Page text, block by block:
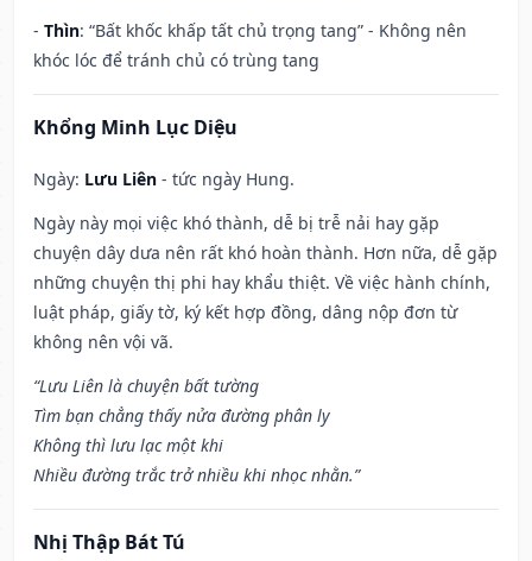
- Thìn: “Bất khốc khấp tất chủ trọng tang” - Không nên
khóc lóc để tránh chủ có trùng tang
Khổng Minh Lục Diệu
Ngày: Lưu Liên - tức ngày Hung.
Ngày này mọi việc khó thành, dễ bị trễ nải hay gặp
chuyện dây dưa nên rất khó hoàn thành. Hơn nữa, dễ gặp
những chuyện thị phi hay khẩu thiệt. Về việc hành chính,
luật pháp, giấy tờ, ký kết hợp đồng, dâng nộp đơn từ
không nên vội vã.
“Lưu Liên là chuyện bất tường
Tìm bạn chẳng thấy nửa đường phân ly
Không thì lưu lạc một khi
Nhiều đường trắc trở nhiều khi nhọc nhằn.”
Nhị Thập Bát Tú